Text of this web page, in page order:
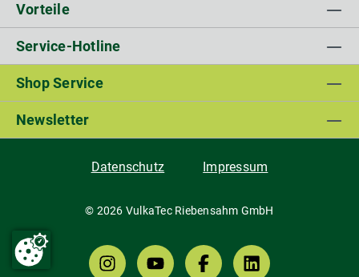
Vorteile
Service-Hotline
Shop Service
Newsletter
Datenschutz Impressum
© 2026 VulkaTec Riebensahm GmbH